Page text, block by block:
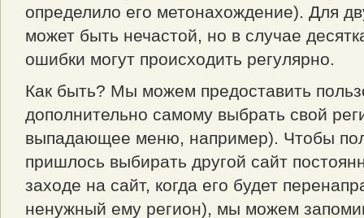
определило его метонахождение). Для
может быть нечастой, но в случае
ошибки могут происходить регулярно.
Как быть? Мы можем предоставить
дополнительно самому выбрать свой
выпадающее меню, например). Чтобы
пришлось выбирать другой сайт
заходе на сайт, когда его будет
ненужный ему регион), мы можем